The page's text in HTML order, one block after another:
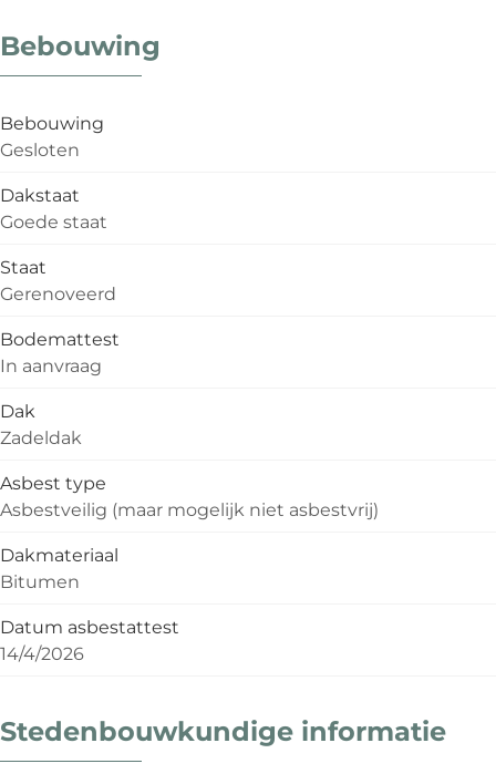
Bebouwing
Bebouwing
Gesloten
Dakstaat
Goede staat
Staat
Gerenoveerd
Bodemattest
In aanvraag
Dak
Zadeldak
Asbest type
Asbestveilig (maar mogelijk niet asbestvrij)
Dakmateriaal
Bitumen
Datum asbestattest
14/4/2026
Stedenbouwkundige informatie